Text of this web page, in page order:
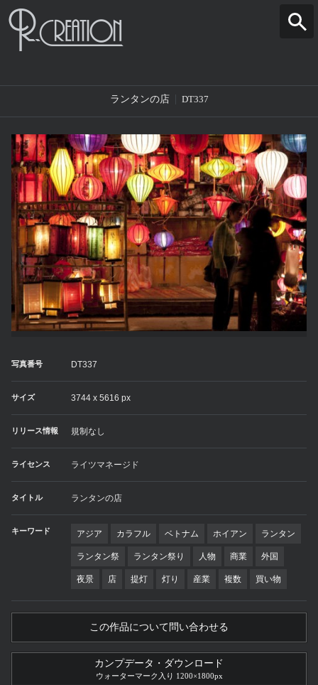
ランタンの店 DT337
写真番号 DT337
サイズ 3744 x 5616 px
リリース情報 規制なし
ライセンス ライツマネージド
タイトル ランタンの店
キーワード アジア カラフル ベトナム ホイアン ランタン
ランタン祭 ランタン祭り 人物 商業 外国
夜景 店 提灯 灯り 産業 複数 買い物
この作品について問い合わせる
カンプデータ・ダウンロード
ウォーターマーク入り 1200×1800px